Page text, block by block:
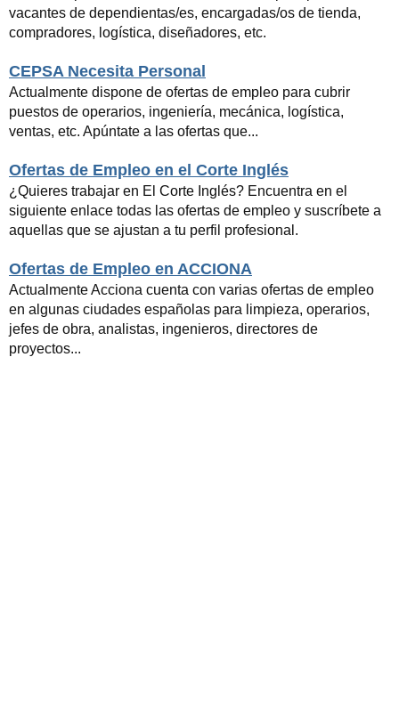
vacantes de dependientas/es, encargadas/os de tienda,
compradores, logística, diseñadores, etc.
CEPSA Necesita Personal
Actualmente dispone de ofertas de empleo para cubrir
puestos de operarios, ingeniería, mecánica, logística,
ventas, etc. Apúntate a las ofertas que...
Ofertas de Empleo en el Corte Inglés
¿Quieres trabajar en El Corte Inglés? Encuentra en el
siguiente enlace todas las ofertas de empleo y suscríbete a
aquellas que se ajustan a tu perfil profesional.
Ofertas de Empleo en ACCIONA
Actualmente Acciona cuenta con varias ofertas de empleo
en algunas ciudades españolas para limpieza, operarios,
jefes de obra, analistas, ingenieros, directores de
proyectos...